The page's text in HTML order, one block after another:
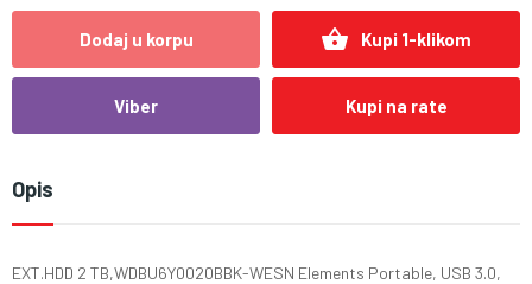
Dodaj u korpu shopping_basket Kupi 1-klikom
Viber Kupi na rate
Opis
EXT.HDD 2 TB,WDBU6Y0020BBK-WESN Elements Portable, USB 3.0,